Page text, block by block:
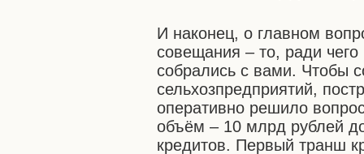
И наконец, о главном
совещания – то, ради
собрались с вами. Чтобы
сельхозпредприятий,
оперативно решило
объём – 10 млрд рублей
кредитов. Первый транш